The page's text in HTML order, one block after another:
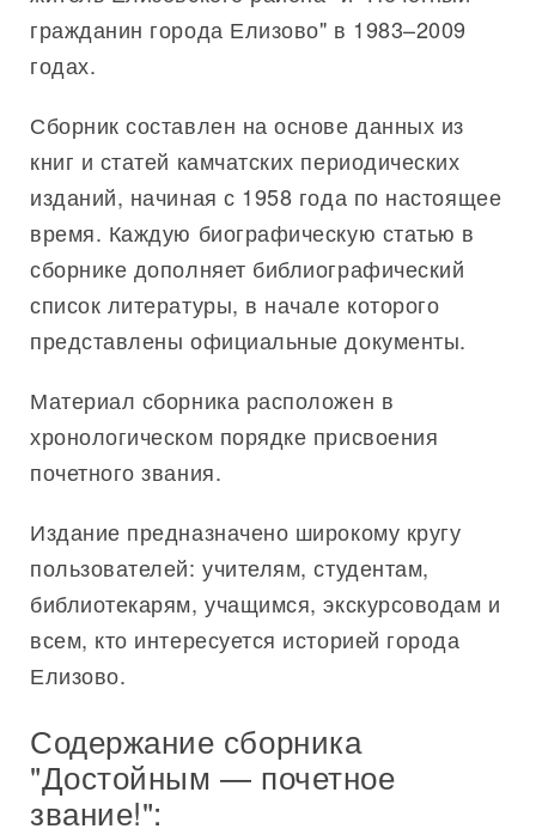
гражданин города Елизово" в 1983–2009
годах.
Сборник составлен на основе данных из
книг и статей камчатских периодических
изданий, начиная с 1958 года по настоящее
время. Каждую биографическую статью в
сборнике дополняет библиографический
список литературы, в начале которого
представлены официальные документы.
Материал сборника расположен в
хронологическом порядке присвоения
почетного звания.
Издание предназначено широкому кругу
пользователей: учителям, студентам,
библиотекарям, учащимся, экскурсоводам и
всем, кто интересуется историей города
Елизово.
Содержание сборника
"Достойным — почетное
звание!":